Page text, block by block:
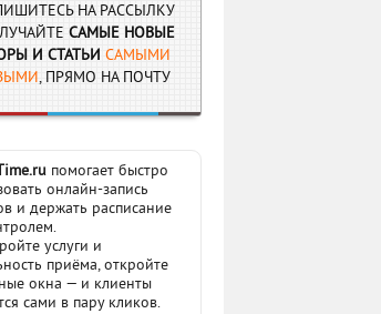
НА РАССЫЛКУ
САМЫЕ НОВЫЕ
И СТАТЬИ САМЫМИ
, ПРЯМО НА ПОЧТУ
помогает быстро
онлайн-запись
и держать расписание
услуги и
приёма, откройте
окна — и клиенты
сами в пару кликов.